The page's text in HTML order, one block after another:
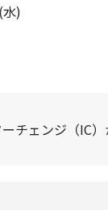
)
チェンジ（IC